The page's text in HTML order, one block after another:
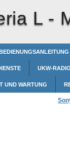
L -
UKW-RADIO
UND WARTUNG